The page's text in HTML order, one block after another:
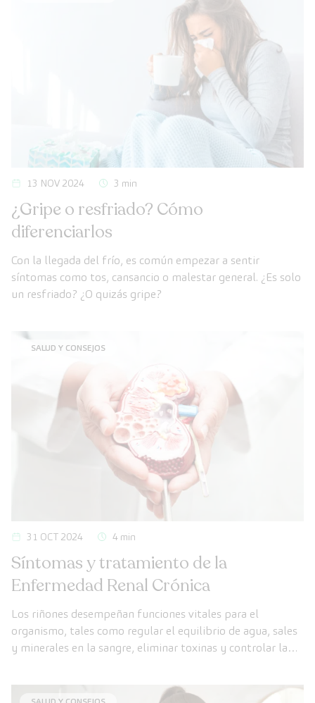
13 NOV 2024 3 min
¿Gripe o resfriado? Cómo
diferenciarlos
Con la llegada del frío, es común empezar a sentir
síntomas como tos, cansancio o malestar general. ¿Es solo
un resfriado? ¿O quizás gripe?
SALUD Y CONSEJOS
31 OCT 2024 4 min
Síntomas y tratamiento de la
Enfermedad Renal Crónica
Los riñones desempeñan funciones vitales para el
organismo, tales como regular el equilibrio de agua, sales
y minerales en la sangre, eliminar toxinas y controlar la
filtrar los desechos y eliminar el exceso de agua a través
de la orina disminuye progresivamente.